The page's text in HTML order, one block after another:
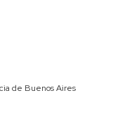
de Buenos Aires